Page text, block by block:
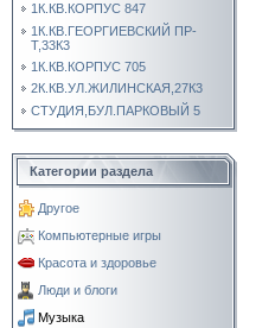
1К.КВ.КОРПУС 847
1К.КВ.ГЕОРГИЕВСКИЙ ПР-
Т,33К3
1К.КВ.КОРПУС 705
2К.КВ.УЛ.ЖИЛИНСКАЯ,27К3
СТУДИЯ,БУЛ.ПАРКОВЫЙ 5
Категории раздела
Другое
Компьютерные игры
Красота и здоровье
Люди и блоги
Музыка